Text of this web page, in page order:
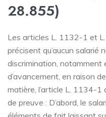
28.855)
Les articles L. 1132-1 et
précisent qu’aucun salarié
discrimination, notamment
d’avancement, en raison
matière, l’article L. 1134-
de preuve : D’abord, le